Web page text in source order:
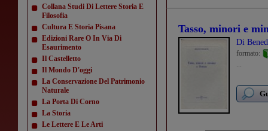
Collana Studi Di Lettere Storia E
Filosofia
Cultura E Storia Pisana
Edizioni Rare O In Via Di
Esaurimento
Il Castelletto
Il Mondo D'oggi
La Conservazione Del Patrimonio
Naturale
La Porta Di Corno
La Storia
Le Lettere E Le Arti
Tasso, minori e
Di
formato:
...